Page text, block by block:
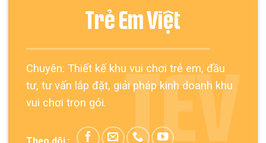
Trẻ Em Việt
Chuyên: Thiết kế khu vui chơi trẻ em, đầu
tư, tư vấn lắp đặt, giải pháp kinh doanh khu
vui chơi trọn gói.
TEV